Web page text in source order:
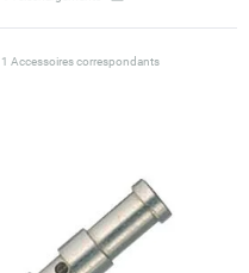
1 Accessoires correspondants